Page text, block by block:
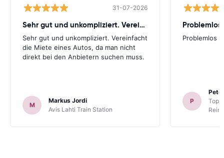
31-07-2026
Sehr gut und unkompliziert. Vereinfacht
Sehr gut und unkompliziert. Vereinfacht
die Miete eines Autos, da man nicht
direkt bei den Anbietern suchen muss.
M
Markus Jordi
Avis Lahti Train Station
Problemlos
Problemlos
P